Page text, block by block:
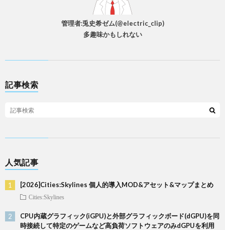
管理者:兎史希ゼム(@electric_clip)
多趣味かもしれない
記事検索
人気記事
[2026]Cities:Skylines 個人的導入MOD&アセット&マップまとめ
Cities:Skylines
CPU内蔵グラフィック(iGPU)と外部グラフィックボード(dGPU)を同
時接続して特定のゲームなど高負荷ソフトウェアのみdGPUを利用